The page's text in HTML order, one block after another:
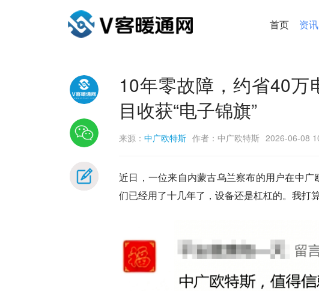
首页 资讯
10年零故障，约省40
目收获“电子锦旗”
来源： 中广欧特斯 作者：中广欧特斯 2026-06-08
近日，一位来自内蒙古乌兰察布的用户在中
们已经用了十几年了，设备还是杠杠的。我打